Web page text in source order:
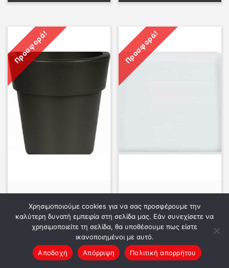
Προσφορά!
Viomes Linea N.872
Γλάστρα Στρόγγυλη
13lt Μολυβί
6,00€Original
price
was:
4,70€ Η
τρέχουσα
τιμή
Προσθήκη στο
Προσφορά!
Viomes Linea Ν.591
Πιάτο Γλάστρας
Τετράγωνο Λευκό
1,50€ Original
price
was:
0,91€Η
τιμή
Προσθήκη στο
Χρησιμοποιούμε cookies για να σας προσφέρουμε την
καλύτερη δυνατή εμπειρία στη σελίδα μας. Εάν συνεχίσετε να
χρησιμοποιείτε τη σελίδα, θα υποθέσουμε πως είστε
ικανοποιημένοι με αυτό.
Αποδοχή
Απόρριψη Πολιτική απορρήτου